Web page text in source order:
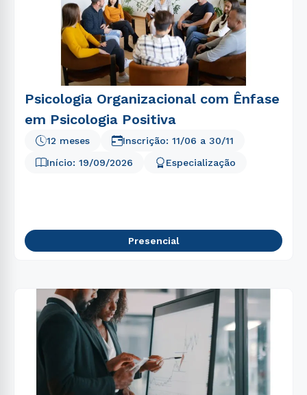
Psicologia Organizacional com Ênfase
em Psicologia Positiva
Início: 19/09/2026 Especialização
12 meses Inscrição: 11/06 a 30/11
Presencial